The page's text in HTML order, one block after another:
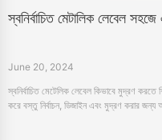
স্বনির্বাচিত মেটালিক লেবেল
June 20, 2024
স্বনির্বাচিত মেটেলিক লেবেল কিভাবে মুদ্রণ করতে
করে বস্তু নির্বাচন, ডিজাইন এবং মুদ্রণ করার